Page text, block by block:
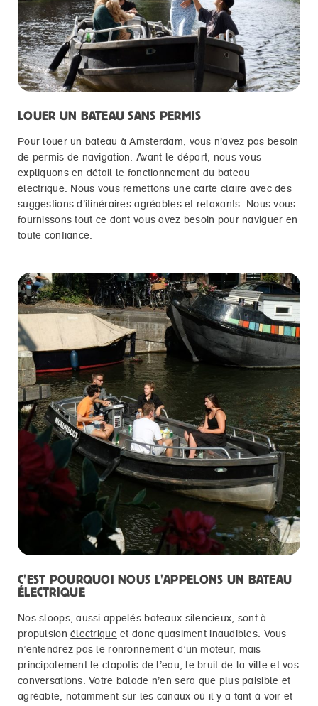
LOUER UN BATEAU SANS PERMIS
Pour louer un bateau à Amsterdam, vous n’avez pas besoin
de permis de navigation. Avant le départ, nous vous
expliquons en détail le fonctionnement du bateau
électrique. Nous vous remettons une carte claire avec des
suggestions d’itinéraires agréables et relaxants. Nous vous
fournissons tout ce dont vous avez besoin pour naviguer en
toute confiance.
C'EST POURQUOI NOUS L'APPELONS UN BATEAU
ÉLECTRIQUE
Nos sloops, aussi appelés bateaux silencieux, sont à
propulsionélectriqueet donc quasiment inaudibles. Vous
n’entendrez pas le ronronnement d’un moteur, mais
principalement le clapotis de l’eau, le bruit de la ville et vos
conversations. Votre balade n’en sera que plus paisible et
agréable, notamment sur les canaux où il y a tant à voir et